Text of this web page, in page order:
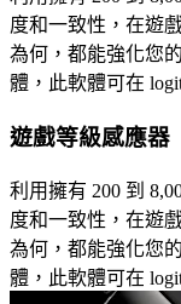
度和一致性，在遊
為何，都能強化您
體，此軟體可在
遊戲等級感應器
利用擁有 200 到
度和一致性，在遊
為何，都能強化您
體，此軟體可在